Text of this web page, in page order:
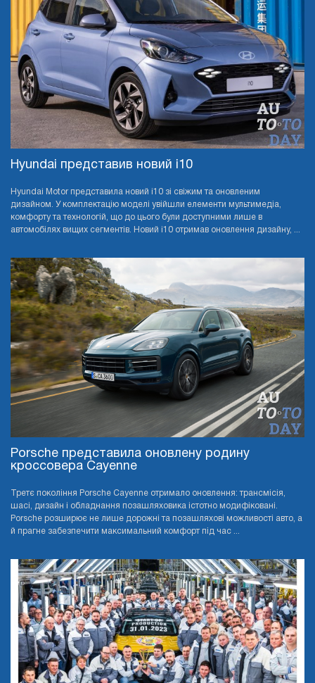
Hyundai представив новий i10
Hyundai Motor представила новий i10 зі свіжим та оновленим
дизайном. У комплектацію моделі увійшли елементи мультимедіа,
комфорту та технологій, що до цього були доступними лише в
автомобілях вищих сегментів. Новий i10 отримав оновлення дизайну, ...
Porsche представила оновлену родину
кроссовера Cayenne
Третє покоління Porsche Cayenne отримало оновлення: трансмісія,
шасі, дизайн і обладнання позашляховика істотно модифіковані.
Porsche розширює не лише дорожні та позашляхові можливості авто, а
й прагне забезпечити максимальний комфорт під час ...